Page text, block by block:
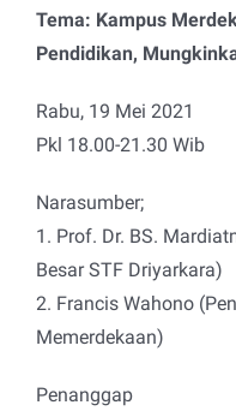
Tema: Kampus
Pendidikan,
Rabu, 19 Mei 2021
Pkl 18.00-21.30 Wib
Narasumber;
1. Prof. Dr. BS.
Besar STF Driyarkara)
2. Francis Wahono
Memerdekaan)
Penanggap